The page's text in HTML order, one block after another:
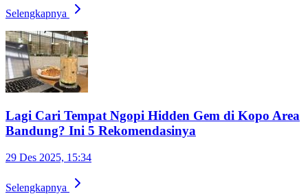
Selengkapnya
Lagi Cari Tempat Ngopi Hidden Gem di Kopo Area
Bandung? Ini 5 Rekomendasinya
29 Des 2025, 15:34
Selengkapnya